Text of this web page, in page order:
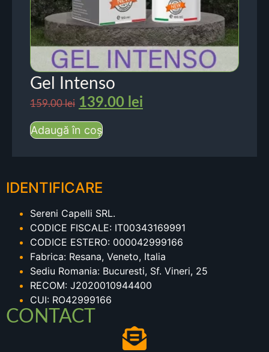
Gel Intenso
159.00lei 139.00 lei
Adaugă în coș
IDENTIFICARE
Sereni Capelli SRL.
CODICE FISCALE: IT00343169991
CODICE ESTERO: 000042999166
Fabrica: Resana, Veneto, Italia
Sediu Romania: Bucuresti, Sf. Vineri, 25
RECOM: J2020010944400
CUI: RO42999166
CONTACT